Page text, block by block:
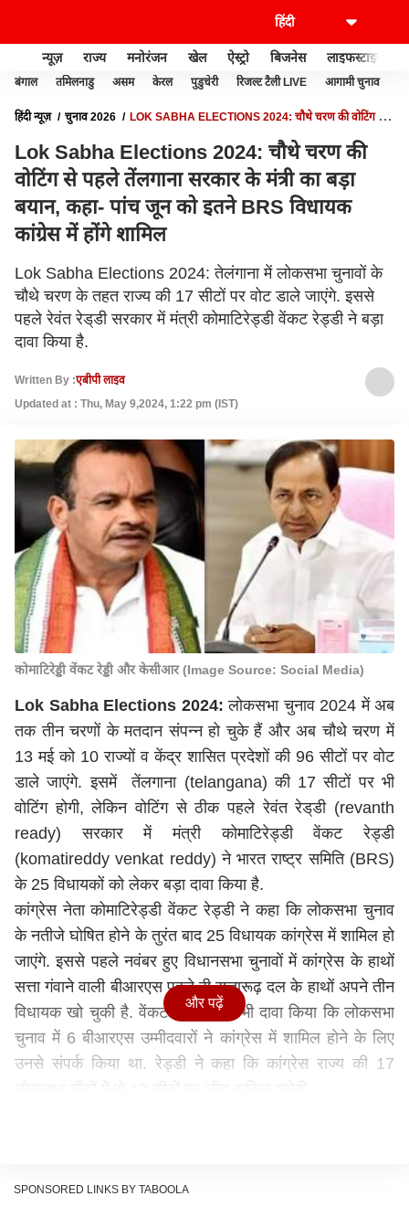
न्यूज़ राज्य मनोरंजन खेल ऐस्ट्रो बिजनेस लाइफस्टाइल
बंगाल तमिलनाडु असम केरल पुडुचेरी रिजल्ट टैली LIVE आगामी चुनाव
हिंदी न्यूज़ चुनाव 2026
LOK SABHA ELECTIONS 2024: चौथे चरण की वोटिंग से
होंगे शामिल
Lok Sabha Elections 2024: चौथे चरण की
वोटिंग से पहले तेंलगाना सरकार के मंत्री का बड़ा
बयान, कहा- पांच जून को इतने BRS विधायक
कांग्रेस में होंगे शामिल
Lok Sabha Elections 2024: तेलंगाना में लोकसभा चुनावों के
चौथे चरण के तहत राज्य की 17 सीटों पर वोट डाले जाएंगे. इससे
पहले रेवंत रेड्‌डी सरकार में मंत्री कोमाटिरेड्डी वेंकट रेड्डी ने बड़ा
दावा किया है.
Written By :एबीपी लाइव
Updated at : Thu, May 9,2024, 1:22 pm (IST)
कोमाटिरेड्डी वेंकट रेड्डी और केसीआर (Image Source: Social Media)
Lok Sabha Elections 2024:लोकसभा चुनाव 2024 में अब
तक तीन चरणों के मतदान संपन्न हो चुके हैं और अब चौथे चरण में
13 मई को 10 राज्यों व केंद्र शासित प्रदेशों की 96 सीटों पर वोट
डाले जाएंगे. इसमें तेंलगाना (telangana) की 17 सीटों पर भी
वोटिंग होगी, लेकिन वोटिंग से ठीक पहले रेवंत रेड्‌डी (revanth
ready) सरकार में मंत्री कोमाटिरेड्डी वेंकट रेड्डी
(komatireddy venkat reddy) ने भारत राष्ट्र समिति (BRS)
के 25 विधायकों को लेकर बड़ा दावा किया है.
कांग्रेस नेता कोमाटिरेड्डी वेंकट रेड्डी ने कहा कि लोकसभा चुनाव
के नतीजे घोषित होने के तुरंत बाद 25 विधायक कांग्रेस में शामिल हो
जाएंगे. इससे पहले नवंबर हुए विधानसभा चुनावों में कांग्रेस के हाथों
सत्ता गंवाने वाली बीआरएस पहले ही सत्तारूढ़ दल के हाथों अपने तीन
विधायक खो चुकी है. वेंकट रेड्डी ने ये भी दावा किया किलोकसभा
चुनाव में 6 बीआरएस उम्मीदवारों ने कांग्रेस में शामिल होने के लिए
उनसे संपर्क किया था. रेड्डी ने कहा कि कांग्रेस राज्य की 17
प्रतिस्पर्धा है. हम उनका भी पता लगा लेंगे. रेड्डी ने कहा कि 119
और पढ़ें
SPONSORED LINKS BY TABOOLA